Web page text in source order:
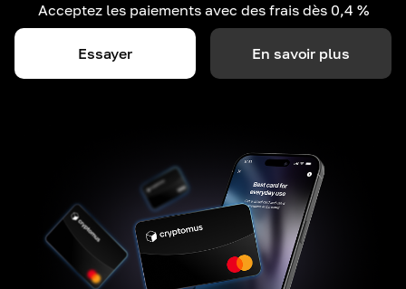
Acceptez les paiements avec des frais dès 0,4 %
Essayer En savoir plus